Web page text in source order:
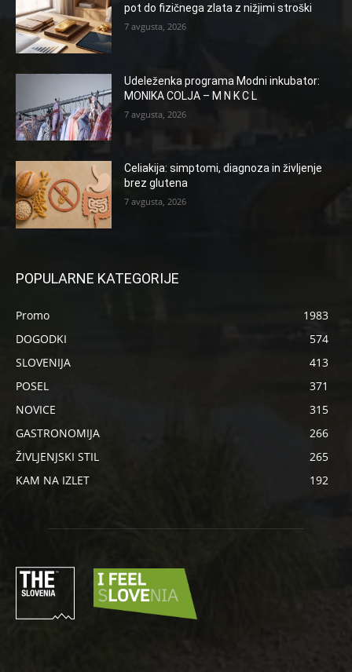
pot do fizičnega zlata z nižjimi stroški
7 avgusta, 2026
Udeleženka programa Modni inkubator:
MONIKA COLJA – M N K C L
7 avgusta, 2026
Celiakija: simptomi, diagnoza in življenje
brez glutena
7 avgusta, 2026
POPULARNE KATEGORIJE
Promo
1983
DOGODKI
574
SLOVENIJA
413
POSEL
371
NOVICE
315
GASTRONOMIJA
266
ŽIVLJENJSKI STIL
265
KAM NA IZLET
192